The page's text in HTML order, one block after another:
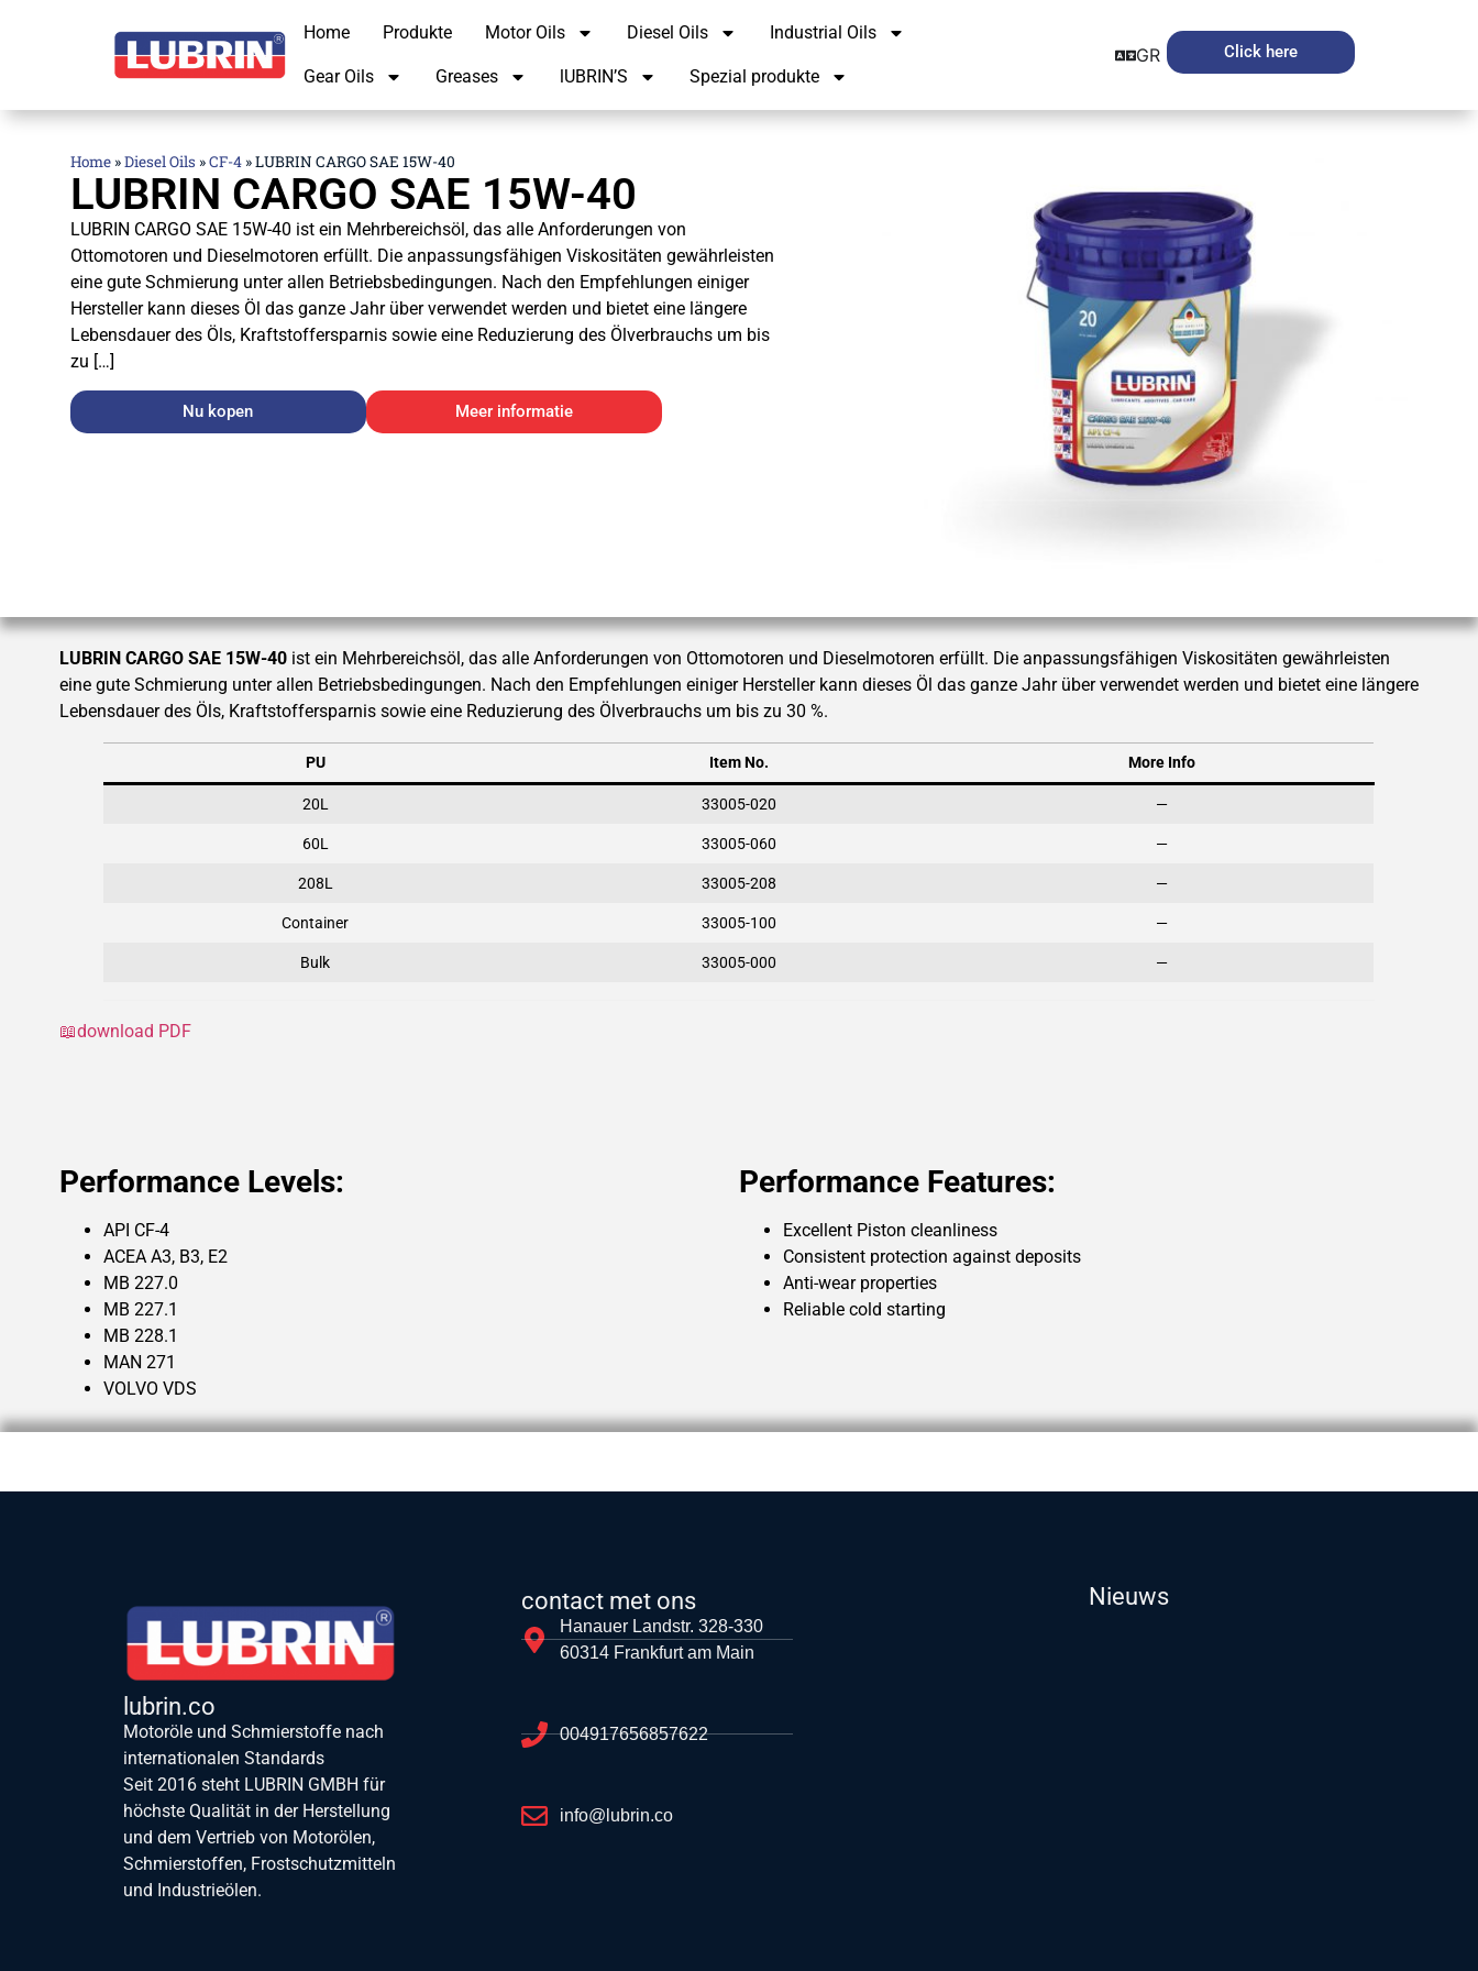
Home Produkte Motor Oils Diesel Oils Industrial Oils
Gear Oils Greases lUBRIN’S Spezial produkte
Click here
GR
Home»Diesel Oils »CF-4»LUBRIN CARGO SAE 15W-40
LUBRIN CARGO SAE 15W-40
LUBRIN CARGO SAE 15W-40 ist ein Mehrbereichsöl, das alle Anforderungen von
Ottomotoren und Dieselmotoren erfüllt. Die anpassungsfähigen Viskositäten gewährleisten
eine gute Schmierung unter allen Betriebsbedingungen. Nach den Empfehlungen einiger
Hersteller kann dieses Öl das ganze Jahr über verwendet werden und bietet eine längere
Lebensdauer des Öls, Kraftstoffersparnis sowie eine Reduzierung des Ölverbrauchs um bis
zu […]
Nu kopen Meer informatie
LUBRIN CARGO SAE 15W-40ist ein Mehrbereichsöl, das alle Anforderungen von Ottomotoren und Dieselmotoren erfüllt. Die anpassungsfähigen Viskositäten gewährleisten
eine gute Schmierung unter allen Betriebsbedingungen. Nach den Empfehlungen einiger Hersteller kann dieses Öl das ganze Jahr über verwendet werden und bietet eine längere
Lebensdauer des Öls, Kraftstoffersparnis sowie eine Reduzierung des Ölverbrauchs um bis zu 30 %.
PU Item No. More Info
20L 33005-020 —
60L 33005-060 —
208L 33005-208 —
Container 33005-100 —
Bulk 33005-000 —
📖download PDF
Performance Levels:
API CF-4
ACEA A3, B3, E2
MB 227.0
MB 227.1
MB 228.1
MAN 271
VOLVO VDS
Performance Features:
Excellent Piston cleanliness
Consistent protection against deposits
Anti-wear properties
Reliable cold starting
lubrin.co
Motoröle und Schmierstoffe nach
internationalen Standards
Seit 2016 steht LUBRIN GMBH für
höchste Qualität in der Herstellung
und dem Vertrieb von Motorölen,
Schmierstoffen, Frostschutzmitteln
und Industrieölen.
contact met ons
Hanauer Landstr. 328-330
60314 Frankfurt am Main
004917656857622
info@lubrin.co
Nieuws